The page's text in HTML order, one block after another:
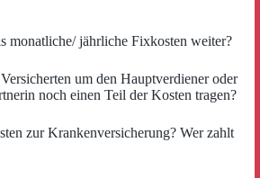
monatliche/ jährliche Fixkosten weiter?
um den Hauptverdiener oder
noch einen Teil der Kosten tragen?
zur Krankenversicherung? Wer zahlt